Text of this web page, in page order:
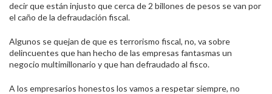
decir que están injusto que cerca de 2 billones de pesos se van por
el caño de la defraudación fiscal.
Algunos se quejan de que es terrorismo fiscal, no, va sobre
delincuentes que han hecho de las empresas fantasmas un
negocio multimillonario y que han defraudado al fisco.
A los empresarios honestos los vamos a respetar siempre, no